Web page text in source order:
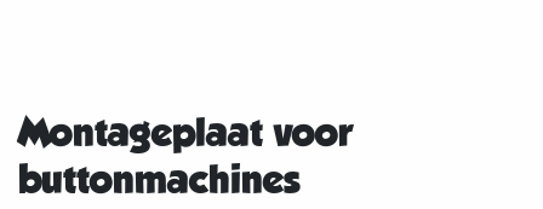
Montageplaat voor
buttonmachines